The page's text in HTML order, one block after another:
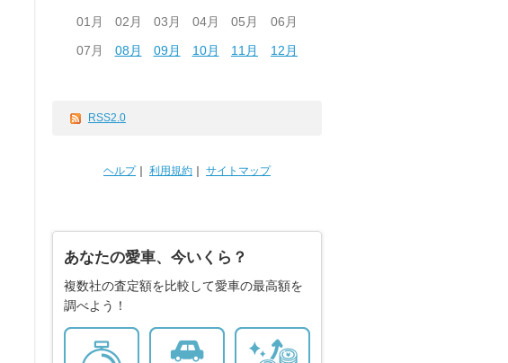
01月 02月 03月 04月 05月
06月
07月
08月 09月 10月 11月 12月
RSS2.0
ヘルプ｜ 利用規約 サイトマップ
あなたの愛車、今いくら？
複数社の査定額を比較して愛車の最高額を
調べよう！